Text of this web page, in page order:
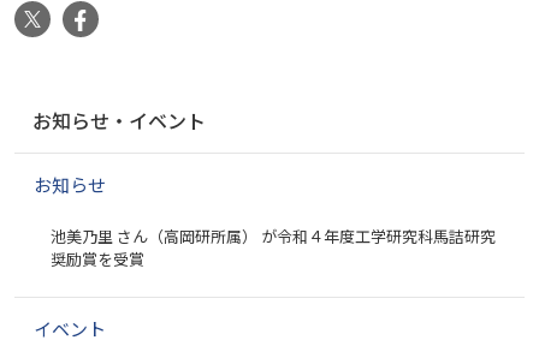
X
ゲ
お知らせ・イベント
お知らせ
池美乃里 さん（高岡研所属） が令和４年度工学研究科馬詰研究
奨励賞を受賞
イベント